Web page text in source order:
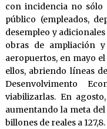
con incidencia no sólo
público (empleados,
desempleo y
obras de ampliación
aeropuertos, en mayo
ellos, abriendo líneas
Desenvolvimento
viabilizarlas. En
aumentando la meta del
billones de reales a